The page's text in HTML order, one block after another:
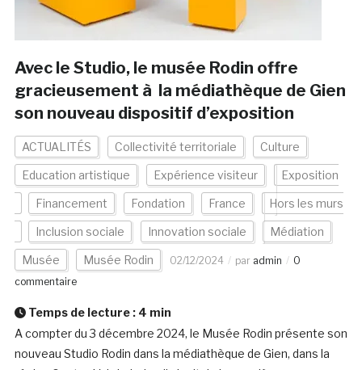
Avec le Studio, le musée Rodin offre
gracieusement à la médiathèque de Gien
son nouveau dispositif d’exposition
ACTUALITÉS Collectivité territoriale Culture
Education artistique Expérience visiteur Exposition
Financement Fondation France Hors les murs
Inclusion sociale Innovation sociale Médiation
Musée Musée Rodin 02/12/2024 par admin
0
commentaire
Temps de lecture : 4 min
A compter du 3 décembre 2024, le Musée Rodin présente son
nouveau Studio Rodin dans la médiathèque de Gien, dans la